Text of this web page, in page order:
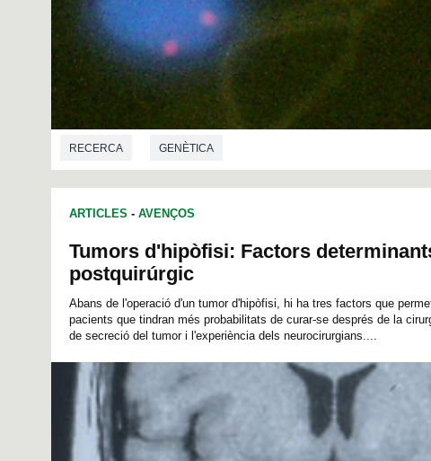
RECERCA GENÈTICA
ARTICLES - AVENÇOS
Tumors d'hipòfisi: Factors
postquirúrgic
Abans de l'operació d'un tumor d'hipòfisi, hi ha tres factors que
pacients que tindran més probabilitats de curar-se després de la
de secreció del tumor i l'experiència dels neurocirurgians....